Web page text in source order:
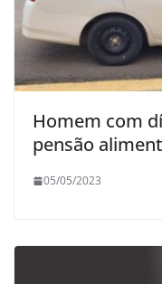
Homem com
pensão
05/05/2023